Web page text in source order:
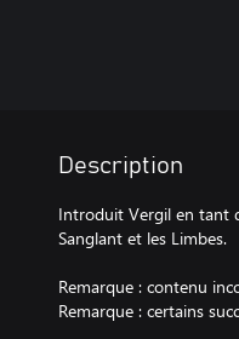
Description
Introduit Vergil en tant
Sanglant et les Limbes.
Remarque : contenu
Remarque : certains